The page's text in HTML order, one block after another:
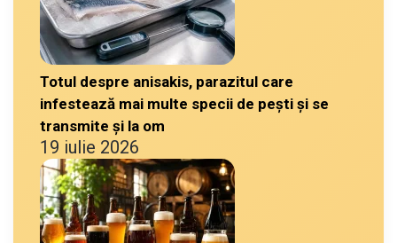
Totul despre anisakis, parazitul care
infestează mai multe specii de pești și se
transmite și la om
19 iulie 2026